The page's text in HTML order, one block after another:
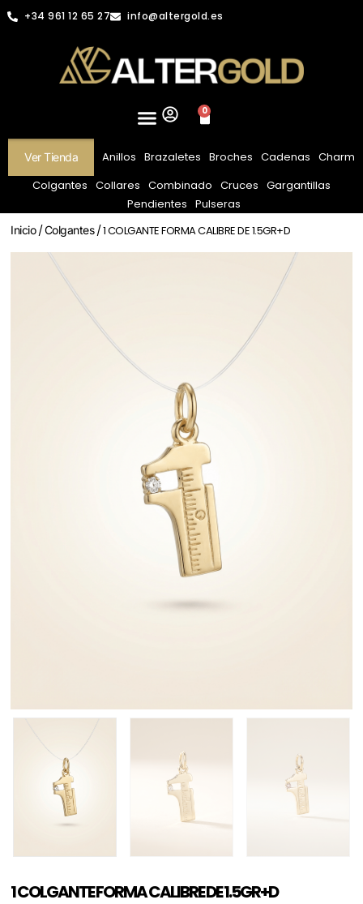
+34 961 12 65 27 info@altergold.es
0
Ver Tienda Anillos Brazaletes Broches Cadenas Charm
Colgantes Collares Combinado Cruces Gargantillas
Pendientes Pulseras
Inicio/Colgantes/ 1 COLGANTE FORMA CALIBRE DE 1.5GR+D
1 COLGANTE FORMA CALIBRE DE 1.5GR+D